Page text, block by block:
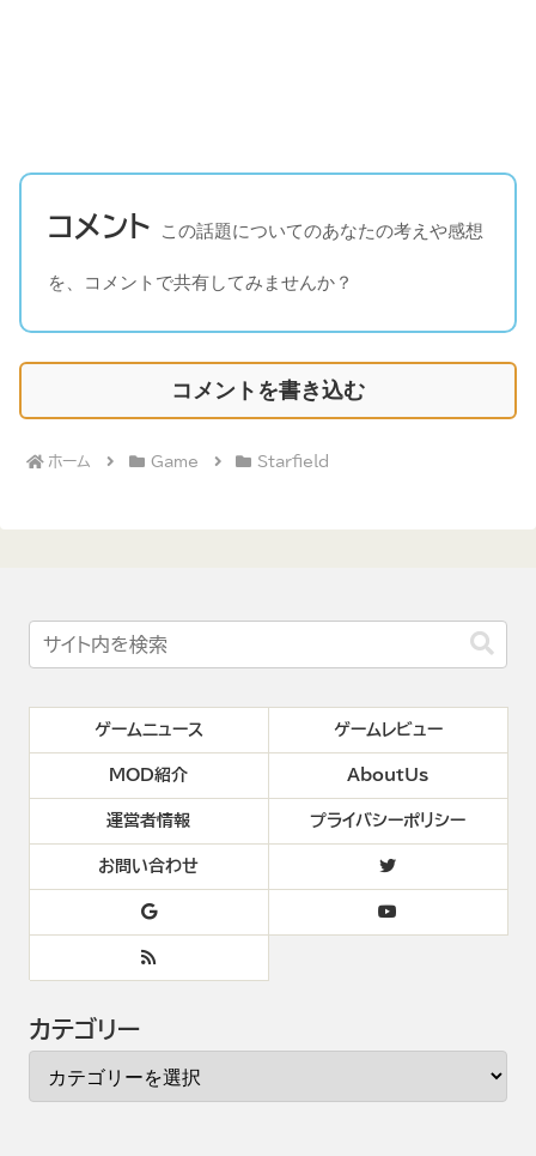
コメント この話題についてのあなたの考えや感想
を、コメントで共有してみませんか？
コメントを書き込む
ホーム Game Starfield
ゲームニュース ゲームレビュー
MOD紹介 AboutUs
運営者情報 プライバシーポリシー
お問い合わせ
カテゴリー